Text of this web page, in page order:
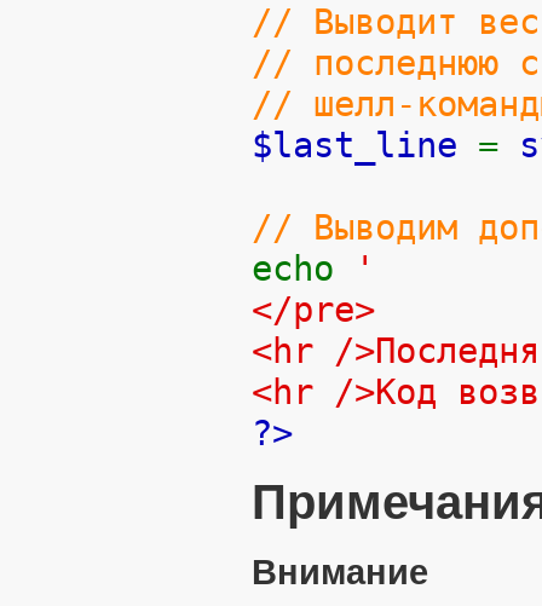
// Выводит
// последнюю
// шелл-
$last_line =
// Выводим
echo
'
</pre>
<hr /
<hr />Код
?>
Внимание